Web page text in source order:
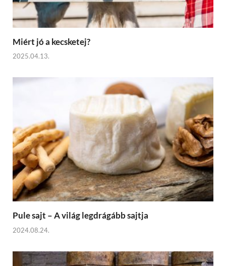
Miért jó a kecsketej?
2025.04.13.
Pule sajt – A világ legdrágább sajtja
2024.08.24.